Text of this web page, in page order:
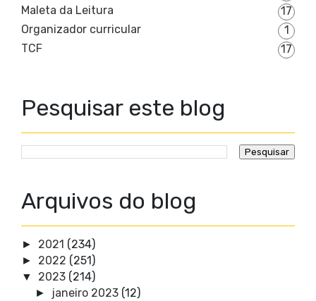
Maleta da Leitura
17
Organizador curricular
1
TCF
17
Pesquisar este blog
Arquivos do blog
► 2021 (234)
► 2022 (251)
▼ 2023 (214)
► janeiro 2023 (12)